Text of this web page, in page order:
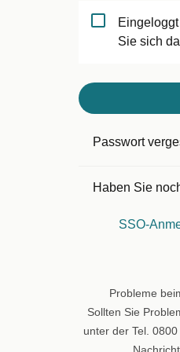
Sie sich
Passwort
Haben Sie
SSO-
Probleme
Sollten Sie
unter der Tel.